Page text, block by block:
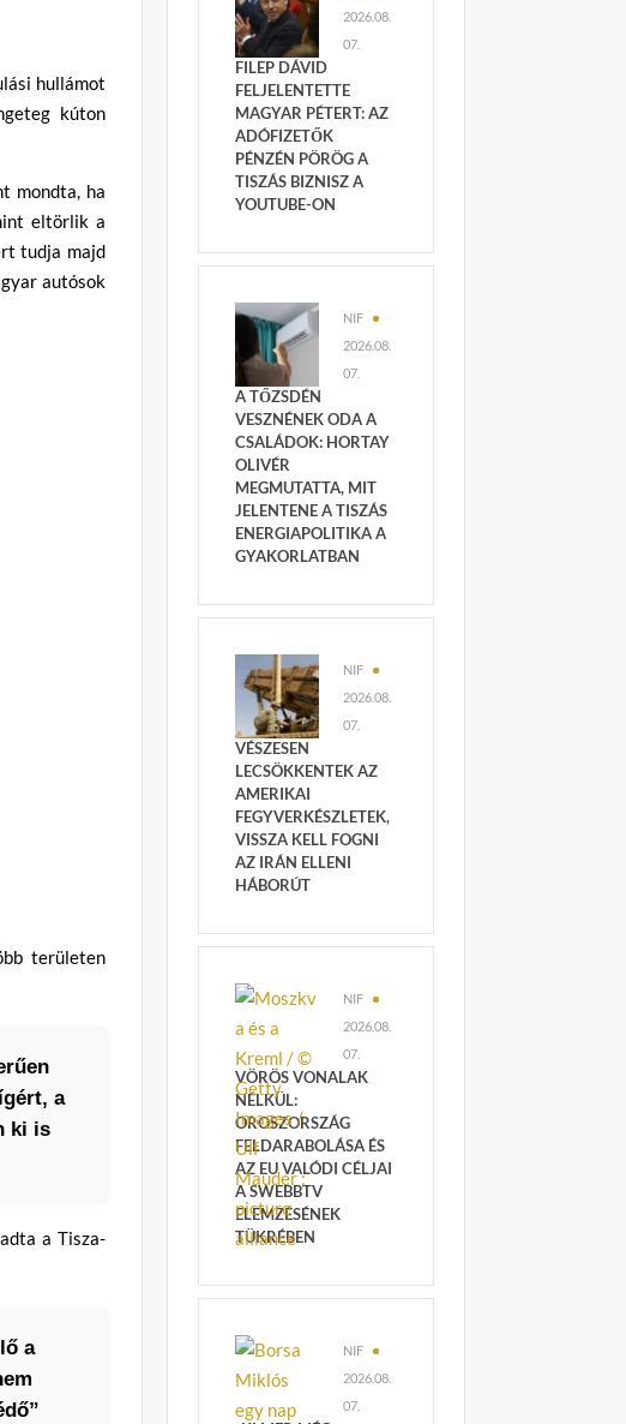
hullámot
kúton
mondta, ha
eltörlik a
tudja majd
autósok
területen
a
ki is
a Tisza-
a
2026.08.
07.
FILEP DÁVID
FELJELENTETTE
MAGYAR PÉTERT: AZ
ADÓFIZETŐK
PÉNZÉN PÖRÖG A
TISZÁS BIZNISZ A
YOUTUBE-ON
NIF
2026.08.
07.
A TŐZSDÉN
VESZNÉNEK ODA A
CSALÁDOK: HORTAY
OLIVÉR
MEGMUTATTA, MIT
JELENTENE A TISZÁS
ENERGIAPOLITIKA A
GYAKORLATBAN
NIF
2026.08.
07.
VÉSZESEN
LECSÖKKENTEK AZ
AMERIKAI
FEGYVERKÉSZLETEK,
VISSZA KELL FOGNI
AZ IRÁN ELLENI
HÁBORÚT
NIF
2026.08.
07.
VÖRÖS VONALAK
NÉLKÜL:
OROSZORSZÁG
FELDARABOLÁSA ÉS
AZ EU VALÓDI CÉLJAI
A SWEBBTV
ELEMZÉSÉNEK
TÜKRÉBEN
NIF
2026.08.
07.